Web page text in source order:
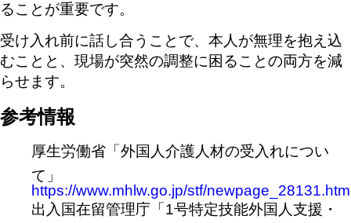
ることが重要です。
受け入れ前に話し合うことで、本人が無理を抱え込
むことと、現場が突然の調整に困ることの両方を減
らせます。
参考情報
厚生労働省「外国人介護人材の受入れについ
て」
https://www.mhlw.go.jp/stf/
出入国在留管理庁「1号特定技能外国人支援・